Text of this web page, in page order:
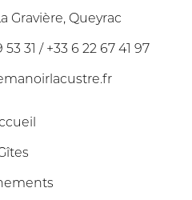
Gravière, Queyrac
31 / +33 6 22 67 41 97